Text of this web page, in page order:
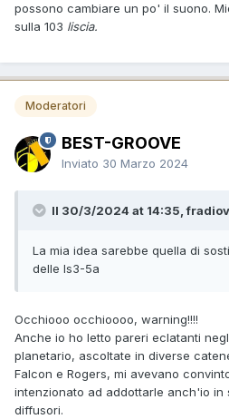
possono cambiare un po' il suono.
sulla 103 liscia.
Moderatori
BEST-GROOVE
Inviato 30 Marzo 2024
Il 30/3/2024 at 14:35,
La mia idea sarebbe quella di
delle ls3-5a
Occhiooo occhioooo, warning!!!!
Anche io ho letto pareri eclatanti
planetario, ascoltate in diverse
Falcon e Rogers, mi avevano
intenzionato ad addottarle anch'io in
diffusori.